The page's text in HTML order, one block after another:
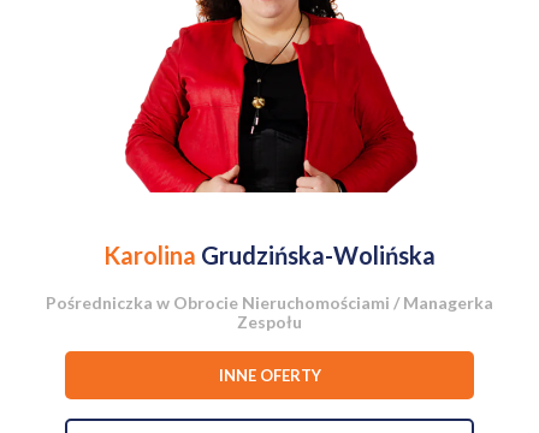
salon z aneksem - 32 m2
sypialnia 1 - 10 m2
sypialnia 2 - 11 m2
łazienka - 4 m2
Gotowe do zamieszkanie, 3 pokojowe mieszkanie, zlokalizowane w
bardzo szybko rozwijającej się części Warszawskiej Pragi Północ.
2023 roku. Dzięki dużej liczbie mebli na wymiar, znajdą tu Państwo
odpowiednią ilość miejsca do przechowywania. W całym mieszkaniu
(oprócz łazienki) zamontowano drewnianą podłogę. Dla pełnego
komfortu w salonie znajduje się klimatyzacja. Do mieszkania dociera
Karolina Grudzińska-Wolińska
Pośredniczka w Obrocie Nieruchomościami / Managerka
Zespołu
INNE OFERTY